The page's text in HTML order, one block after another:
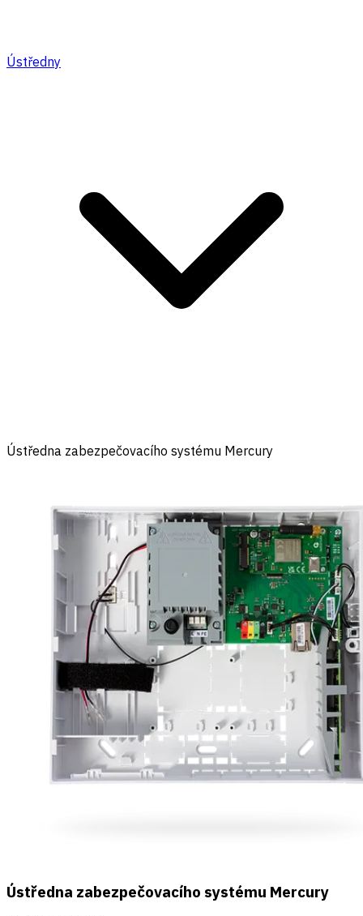
Ústředny
Ústředna zabezpečovacího systému Mercury
Ústředna zabezpečovacího systému Mercury